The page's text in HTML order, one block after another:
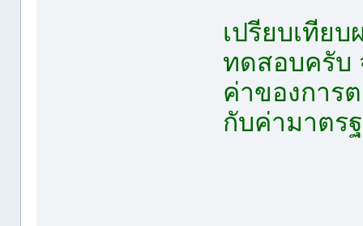
เปรียบเทีย
ทดสอบครับ
ค่าของการ
กับค่ามาตร